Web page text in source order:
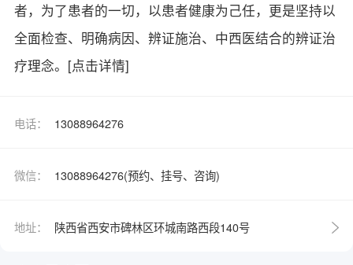
者，为了患者的一切，以患者健康为己任，更是坚持以
全面检查、明确病因、辨证施治、中西医结合的辨证治
疗理念。 [点击详情]
电话： 13088964276
微信： 13088964276(预约、挂号、咨询)
地址： 陕西省西安市碑林区环城南路西段140号